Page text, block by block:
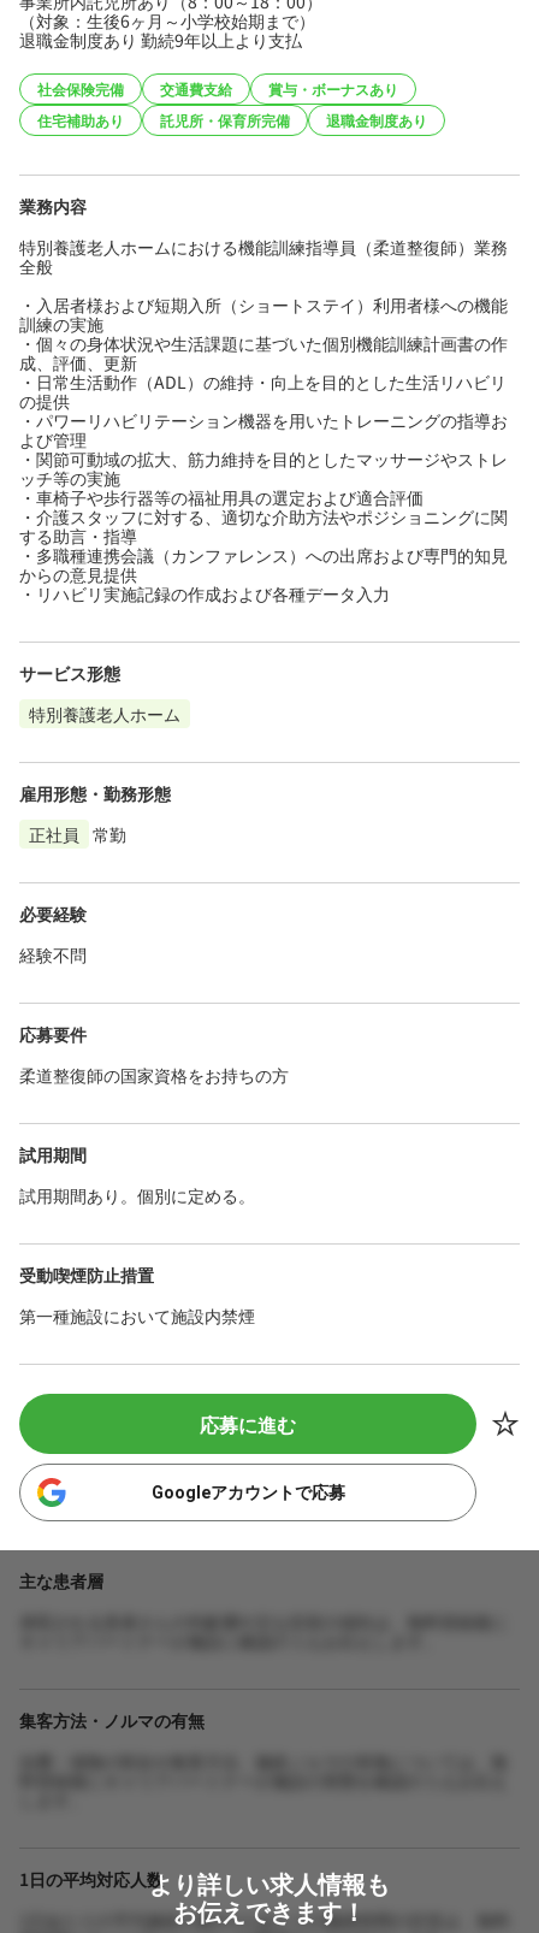
（対象：生後6ヶ月～小学校始期まで）
退職金制度あり 勤続9年以上より支払
社会保険完備 交通費支給
賞与・ボーナスあり
住宅補助あり
託児所・保育所完備 退職金制度あり
業務内容
特別養護老人ホームにおける機能訓練指導員（柔道整復師）業務
全般
・入居者様および短期入所（ショートステイ）利用者様への機能
訓練の実施
・個々の身体状況や生活課題に基づいた個別機能訓練計画書の作
成、評価、更新
・日常生活動作（ADL）の維持・向上を目的とした生活リハビリ
の提供
・パワーリハビリテーション機器を用いたトレーニングの指導お
よび管理
・関節可動域の拡大、筋力維持を目的としたマッサージやストレ
ッチ等の実施
・車椅子や歩行器等の福祉用具の選定および適合評価
・介護スタッフに対する、適切な介助方法やポジショニングに関
する助言・指導
・多職種連携会議（カンファレンス）への出席および専門的知見
からの意見提供
・リハビリ実施記録の作成および各種データ入力
サービス形態
特別養護老人ホーム
雇用形態・勤務形態
正社員
常勤
必要経験
経験不問
応募要件
柔道整復師の国家資格をお持ちの方
試用期間
試用期間あり。個別に定める。
受動喫煙防止措置
第一種施設において施設内禁煙
応募に進む
Googleアカウントで応募
主な患者層
集客方法・ノルマの有無
1日の平均対応人数
1日あたりの平均施術人数や1人あたりの施術時間の目安は、無料
より詳しい求人情報も
お伝えできます！